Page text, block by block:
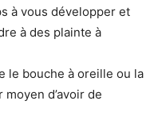
à vous développer et
à des plainte à
le bouche à oreille ou la
d’avoir de